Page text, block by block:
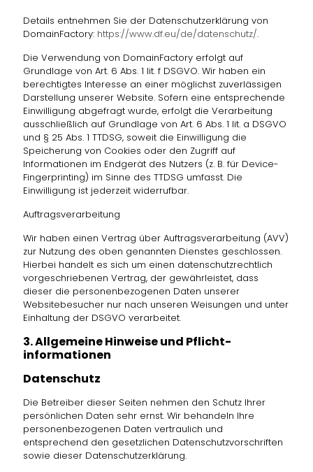
Details entnehmen Sie der Datenschutzerklärung von
DomainFactory: https://www.df.eu/de/datenschutz/.
Die Verwendung von DomainFactory erfolgt auf
Grundlage von Art. 6 Abs. 1 lit. f DSGVO. Wir haben ein
berechtigtes Interesse an einer möglichst zuverlässigen
Darstellung unserer Website. Sofern eine entsprechende
Einwilligung abgefragt wurde, erfolgt die Verarbeitung
ausschließlich auf Grundlage von Art. 6 Abs. 1 lit. a DSGVO
und § 25 Abs. 1 TTDSG, soweit die Einwilligung die
Speicherung von Cookies oder den Zugriff auf
Informationen im Endgerät des Nutzers (z. B. für Device-
Fingerprinting) im Sinne des TTDSG umfasst. Die
Einwilligung ist jederzeit widerrufbar.
Auftragsverarbeitung
Wir haben einen Vertrag über Auftragsverarbeitung (AVV)
zur Nutzung des oben genannten Dienstes geschlossen.
Hierbei handelt es sich um einen datenschutzrechtlich
vorgeschriebenen Vertrag, der gewährleistet, dass
dieser die personenbezogenen Daten unserer
Websitebesucher nur nach unseren Weisungen und unter
Einhaltung der DSGVO verarbeitet.
3. Allgemeine Hinweise und Pflicht­
informationen
Datenschutz
Die Betreiber dieser Seiten nehmen den Schutz Ihrer
persönlichen Daten sehr ernst. Wir behandeln Ihre
personenbezogenen Daten vertraulich und
entsprechend den gesetzlichen Datenschutzvorschriften
sowie dieser Datenschutzerklärung.